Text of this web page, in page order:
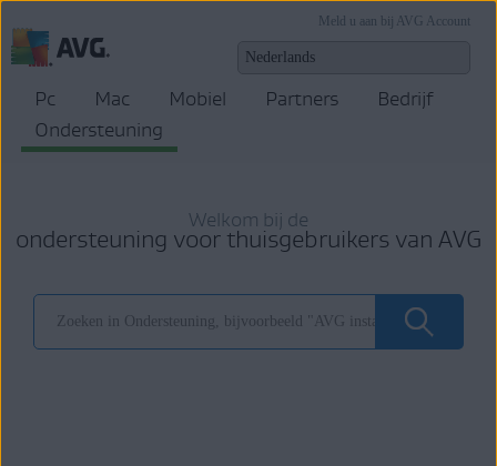
Meld u aan bij AVG Account
Pc Mac Mobiel Partners
Bedrijf
Ondersteuning
Welkom bij de
ondersteuning voor thuisgebruikers van AVG